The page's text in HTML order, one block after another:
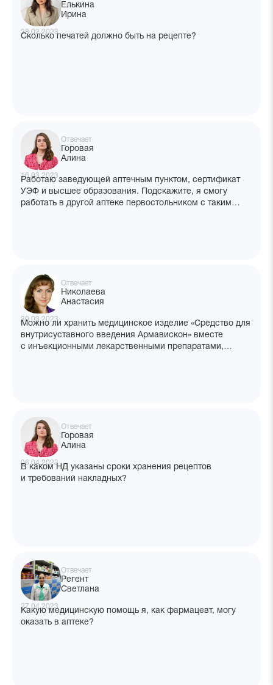
Елькина
Ирина
28.02.2023
Сколько печатей должно быть на рецепте?
Отвечает
Горовая
Алина
16.03.2023
Работаю заведующей аптечным пунктом, сертификат
УЭФ и высшее образования. Подскажите, я смогу
работать в другой аптеке первостольником с таким
Отвечает
Николаева
Анастасия
30.03.2023
Можно ли хранить медицинское изделие «Средство для
внутрисуставного введения Армавискон» вместе
с инъекционными лекарственными препаратами,
Отвечает
Горовая
Алина
06.04.2023
В каком НД указаны сроки хранения рецептов
и требований накладных?
Отвечает
Регент
Светлана
27.04.2023
Какую медицинскую помощь я, как фармацевт, могу
оказать в аптеке?